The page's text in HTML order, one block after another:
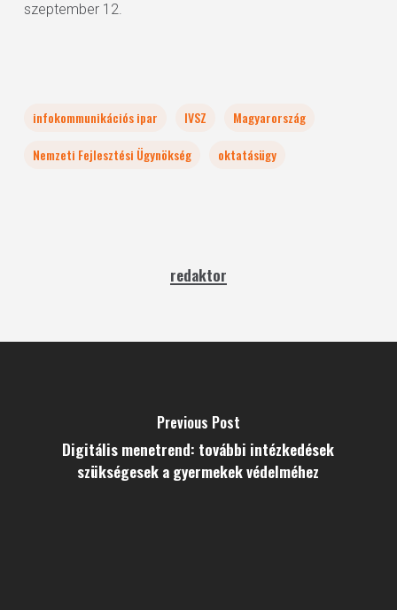
szeptember 12.
infokommunikációs ipar IVSZ
Magyarország
Nemzeti Fejlesztési Ügynökség
oktatásügy
redaktor
Previous Post
Digitális menetrend: további intézkedések
szükségesek a gyermekek védelméhez